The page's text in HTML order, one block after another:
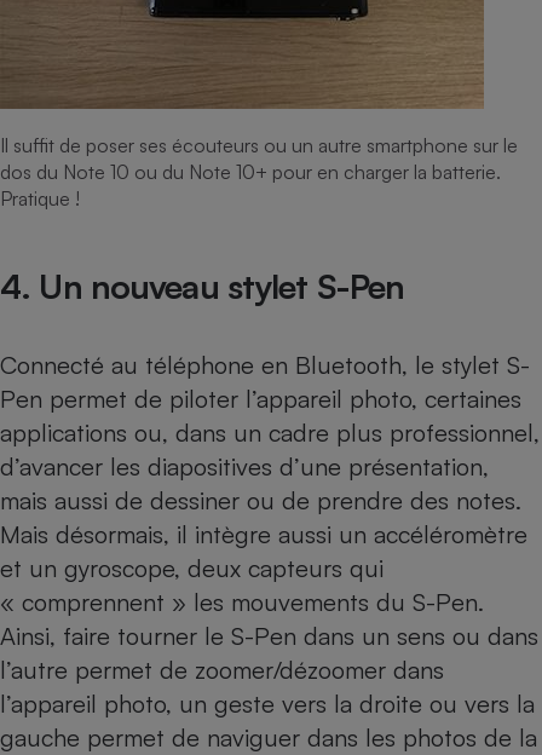
Il suffit de poser ses écouteurs ou un autre smartphone sur le
dos du Note 10 ou du Note 10+ pour en charger la batterie.
Pratique !
4. Un nouveau stylet S-Pen
Connecté au téléphone en Bluetooth, le stylet S-
Pen permet de piloter l’appareil photo, certaines
applications ou, dans un cadre plus professionnel,
d’avancer les diapositives d’une présentation,
mais aussi de dessiner ou de prendre des notes.
Mais désormais, il intègre aussi un accéléromètre
et un gyroscope, deux capteurs qui
« comprennent » les mouvements du S-Pen.
Ainsi, faire tourner le S-Pen dans un sens ou dans
l’autre permet de zoomer/dézoomer dans
l’appareil photo, un geste vers la droite ou vers la
gauche permet de naviguer dans les photos de la